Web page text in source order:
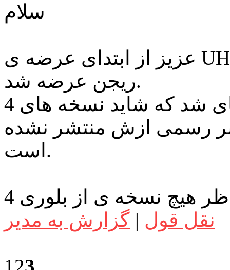
سلام
عزیز از ابتدای عرضه ی UHD بلوری ها این فرمت بدون
ریجن عرضه شد.
مدتی پیش صحبت های شد که شاید نسخه های 4K هم
رسمی ازش منتشر نشده
است.
نقل قول | گزارش به مدیر